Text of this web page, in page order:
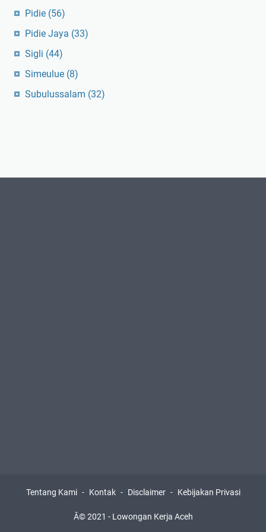
Pidie (56)
Pidie Jaya (33)
Sigli (44)
Simeulue (8)
Subulussalam (32)
Tentang Kami Kontak Disclaimer Kebijakan Privasi
Â© 2021 - Lowongan Kerja Aceh